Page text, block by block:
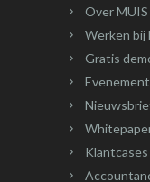
Over
Werken bij
Gratis
Klantcases